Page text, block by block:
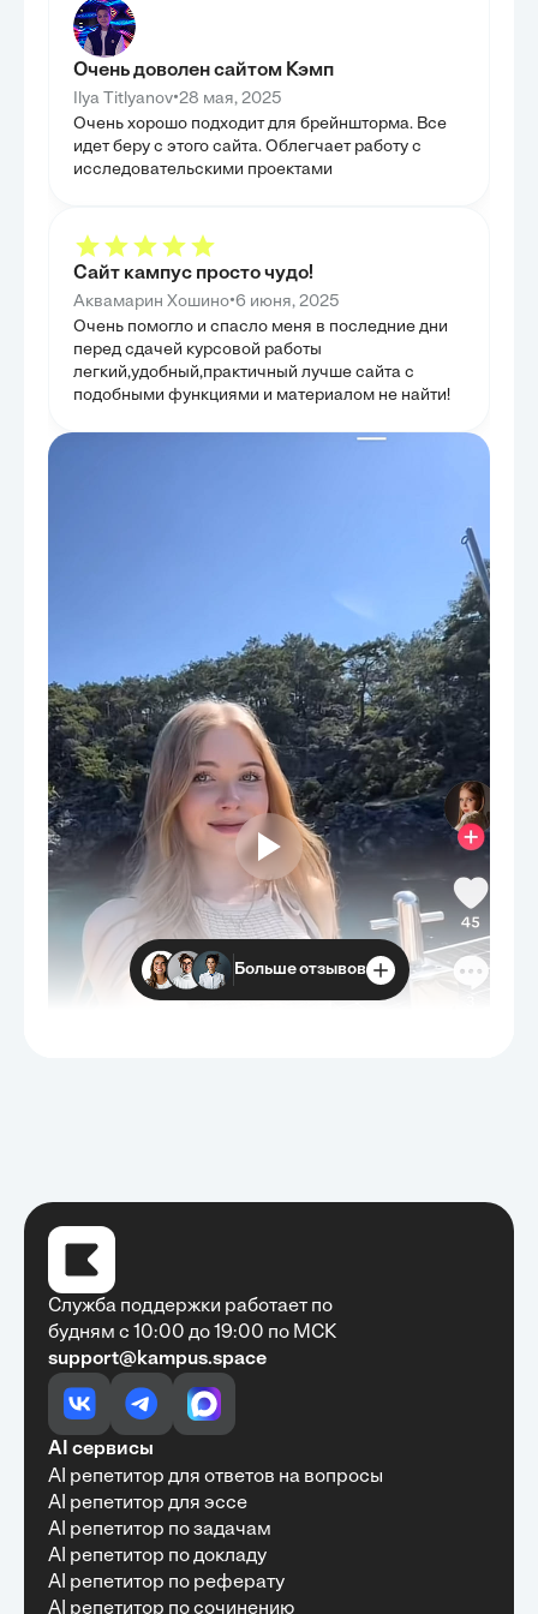
процесса и их непосредственное воздействие на
возможность сторон эффективно отстаивать свои
позиции. Основной целью являлось выявление
конкретных вызовов, которые дистанционный
формат создает для равноправия и активности
сторон. Кроме того, были предложены и
обоснованы практические пути минимизации этих
рисков, направленные на сохранение и укрепление
состязательности в условиях цифровизации
правосудия. Таким образом, глава предоставила
Очень доволен сайтом Кэмп
Ilya Titlyanov•28 мая, 2025
Очень хорошо подходит для брейншторма. Все
идет беру с этого сайта. Облегчает работу с
исследовательскими проектами
Сайт кампус просто чудо!
Аквамарин Хошино•6 июня, 2025
Очень помогло и спасло меня в последние дни
перед сдачей курсовой работы
легкий,удобный,практичный лучше сайта с
подобными функциями и материалом не найти!
Очень быстро, недорого, качественно,
доступно
Алексей Антонов•27 мая, 2025
Обучение с Кампус Хаб — очень экономит
полезной информации. Рекомендую ...
Рекомендую Кампус АИ всем, кто хочет
Больше отзывов
Служба поддержки работает по
будням с 10:00 до 19:00 по МСК
support@kampus.space
AI сервисы
AI репетитор для ответов на вопросы
AI репетитор для эссе
AI репетитор по задачам
AI репетитор по докладу
AI репетитор по реферату
AI репетитор по сочинению